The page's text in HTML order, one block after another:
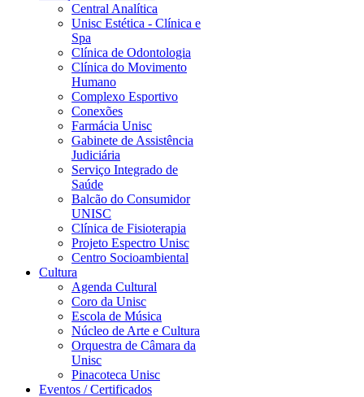
Central Analítica
Unisc Estética - Clínica e
Spa
Clínica de Odontologia
Clínica do Movimento
Humano
Complexo Esportivo
Conexões
Farmácia Unisc
Gabinete de Assistência
Judiciária
Serviço Integrado de
Saúde
Balcão do Consumidor
UNISC
Clínica de Fisioterapia
Projeto Espectro Unisc
Centro Socioambiental
Cultura
Agenda Cultural
Coro da Unisc
Escola de Música
Núcleo de Arte e Cultura
Orquestra de Câmara da
Unisc
Pinacoteca Unisc
Eventos / Certificados